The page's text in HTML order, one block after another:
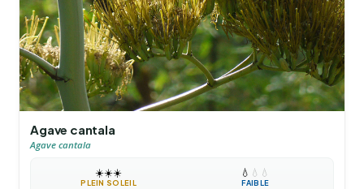
Agave cantala
Agave cantala
☀️☀️☀️
PLEIN SOLEIL
💧 💧 💧
FAIBLE